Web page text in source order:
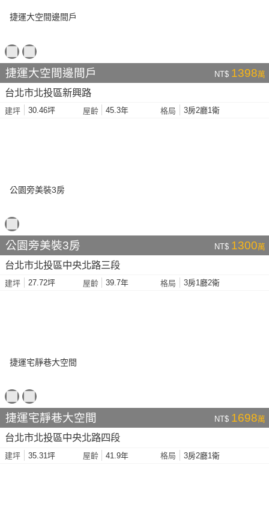
捷運大空間邊間戶 NT$ 1398萬
台北市北投區新興路
建坪 30.46坪 屋齡 45.3年 格局 3房2廳1衛
公園旁美裝3房 NT$ 1300萬
台北市北投區中央北路三段
建坪 27.72坪 屋齡 39.7年 格局 3房1廳2衛
捷運宅靜巷大空間 NT$ 1698萬
台北市北投區中央北路四段
建坪 35.31坪 屋齡 41.9年 格局 3房2廳1衛